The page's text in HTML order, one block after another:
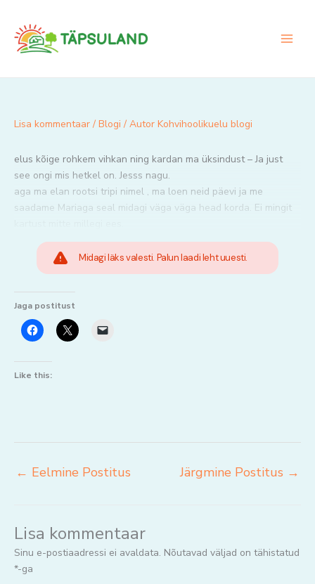
content
Lisa kommentaar / Blogi / Autor Kohvihoolikuelu blogi
elus kõige rohkem vihkan ning kardan ma üksindust – Ja just
see ongi mis hetkel on. Jesss nagu.
aga ma elan rootsi tripi nimel , ma loen neid päevi ja me
saadame Mariaga seal midagi väga väga head korda. Ei mingit
Midagi läks valesti. Palun laadi leht uuesti.
Jaga postitust
Like this:
← Eelmine Postitus Järgmine Postitus →
Lisa kommentaar
Sinu e-postiaadressi ei avaldata. Nõutavad väljad on tähistatud
*-ga